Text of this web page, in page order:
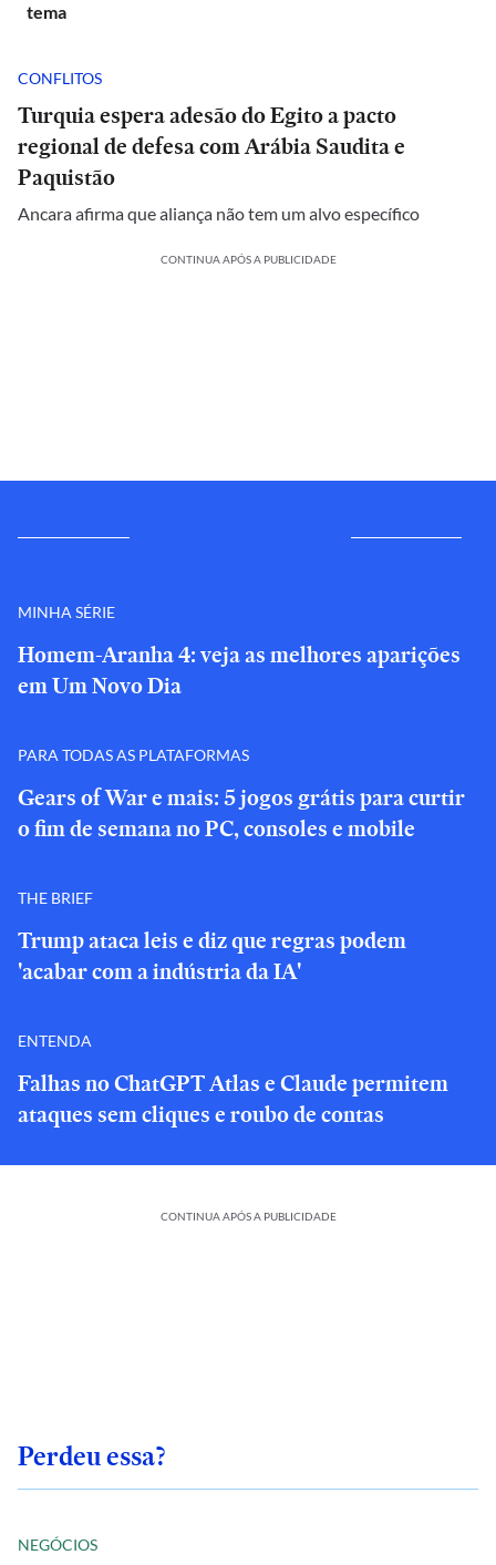
tema
CONFLITOS
Turquia espera adesão do Egito a pacto
regional de defesa com Arábia Saudita e
Paquistão
Ancara afirma que aliança não tem um alvo específico
CONTINUA APÓS A PUBLICIDADE
MINHA SÉRIE
Homem-Aranha 4: veja as melhores aparições
em Um Novo Dia
PARA TODAS AS PLATAFORMAS
Gears of War e mais: 5 jogos grátis para curtir
o fim de semana no PC, consoles e mobile
THE BRIEF
Trump ataca leis e diz que regras podem
'acabar com a indústria da IA'
ENTENDA
Falhas no ChatGPT Atlas e Claude permitem
ataques sem cliques e roubo de contas
CONTINUA APÓS A PUBLICIDADE
Perdeu essa?
NEGÓCIOS